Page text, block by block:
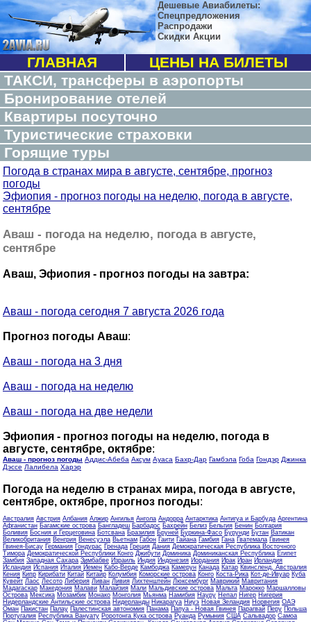
Дешевые Авиабилеты:
Спецпредложения
Распродажи
Скидки Акции
ГЛАВНАЯ
ЦЕНЫ НА БИЛЕТЫ
ТАКСИ, трансферы в аэропорты
Бронирование отелей
Квартиры посуточно
Туристические страховки
Горящие туры
Погода в странах мира в августе, сентябре, прогноз
погоды
Эфиопия - прогноз погоды на неделю, погода в августе,
сентябре
Аваш - погода на неделю, погода в августе,
сентябре
Аваш, Эфиопия - прогноз погоды на завтра:
Аваш - погода сегодня 7 августа 2026 года
Прогноз погоды Аваш:
Аваш - погода на 3 дня
Аваш - погода на неделю
Аваш - погода на две недели
Эфиопия - прогноз погоды на неделю, погода в
августе, сентябре, октябре:
Аваш - прогноз погоды Аддис-Абеба Аксум Ауаса Бахр-Дар Гамбэла Гоба Гондэр Джинка
Дэссе Лалибела Харэр
Погода на неделю в странах мира, погода в августе,
сентябре, октябре, прогноз погоды:
Австралия Австрия Албания Алжир Ангилья Ангола Андорра Антарктика Антигуа и Барбуда Аргентина
Афганистан Багамские острова Бангладеш Барбадос Бахрейн Белиз Бельгия Бенин Болгария
Боливия Босния и Герцеговина Ботсвана Бразилия Бруней Буркина-Фасо Бурунди Бутан Ватикан
Великобритания Венгрия Венесуэла Вьетнам Габон Гаити Гайана Гамбия Гана Гватемала Гвинея
Гвинея-Бисау Германия Гондурас Гренада Греция Дания Демократическая Республика Восточного
Тимора Демократической Республики Конго Джибути Доминика Доминиканская Республика Египет
Замбия Западная Сахара Зимбабве Израиль Индия Индонезия Иордания Ирак Иран Ирландия
Исландия Испания Италия Йемен Кабо-Верде Камбоджа Камерун Канада Катар Квинсленд, Австралия
Кения Кипр Кирибати Китай Китайр Колумбия Коморские острова Конго Коста-Рика Кот-де-Ивуар Куба
Кувейт Лаос Лесото Либерия Ливан Ливия Лихтенштейн Люксембург Маврикий Мавритания
Мадагаскар Македония Малави Малайзия Мали Мальдивские острова Мальта Марокко Маршалловы
Острова Мексика Мозамбик Монако Монголия Мьянма Намибия Науру Непал Нигер Нигерия
Нидерландские Антильские острова Нидерланды Никарагуа Ниуэ Новая Зеландия Норвегия ОАЭ
Оман Пакистан Палау Палестинская автономия Панама Папуа - Новая Гвинея Парагвай Перу Польша
Португалия Республика Вануату Роротонга Кука острова Руанда Румыния США Сальвадор Самоа